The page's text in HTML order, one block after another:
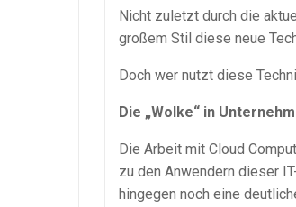
Nicht zuletzt durch die
großem Stil diese neue
Doch wer nutzt diese
Die „Wolke“ in
Die Arbeit mit Cloud
zu den Anwendern dieser
hingegen noch eine